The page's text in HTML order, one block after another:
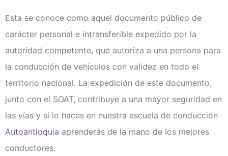
Publico)
Renovación de licencias de
conducción en Medellín
Evaluación teórico práctica de
conductores
Licencia internacional
Vehículos
Instalaciones
¿Quiénes somos?
Esta se conoce como aquel documento público de
carácter personal e intransferible expedido por la
autoridad competente, que autoriza a una persona para
la conducción de vehículos con validez en todo el
territorio nacional. La expedición de este documento,
junto con el SOAT, contribuye a una mayor seguridad en
las vías y si lo haces en nuestra escuela de conducción
Autoantioquia aprenderás de la mano de los mejores
conductores.